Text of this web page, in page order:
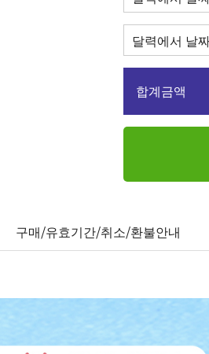
합계금액
구매/유효기간/취소/환불안내